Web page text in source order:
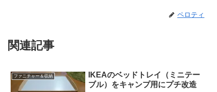
ペロティ
関連記事
ファニチャー＆収納
IKEAのベッドトレイ（ミニテー
ブル）をキャンプ用にプチ改造